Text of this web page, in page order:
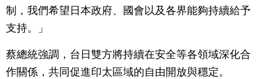
制，我們希望日本政府、國會以及各界能夠持續給予
支持。」
蔡總統強調，台日雙方將持續在安全等各領域深化合
作關係，共同促進印太區域的自由開放與穩定。